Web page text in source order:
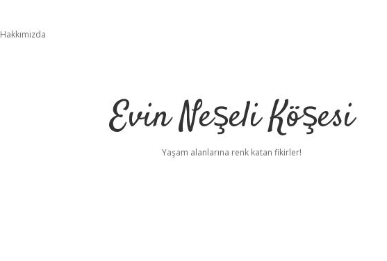
Hakkımızda
Evin Neşeli Köşesi
Yaşam alanlarına renk katan fikirler!